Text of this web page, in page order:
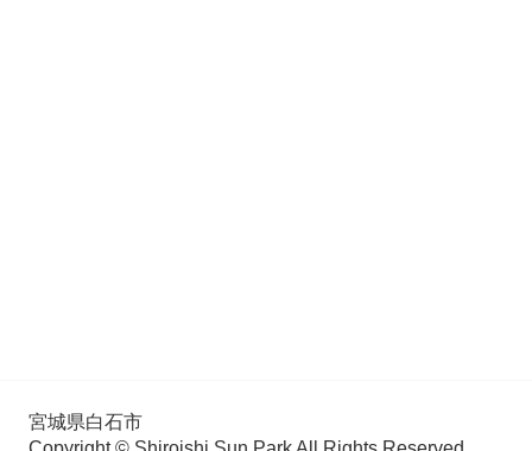
宮城県白石市